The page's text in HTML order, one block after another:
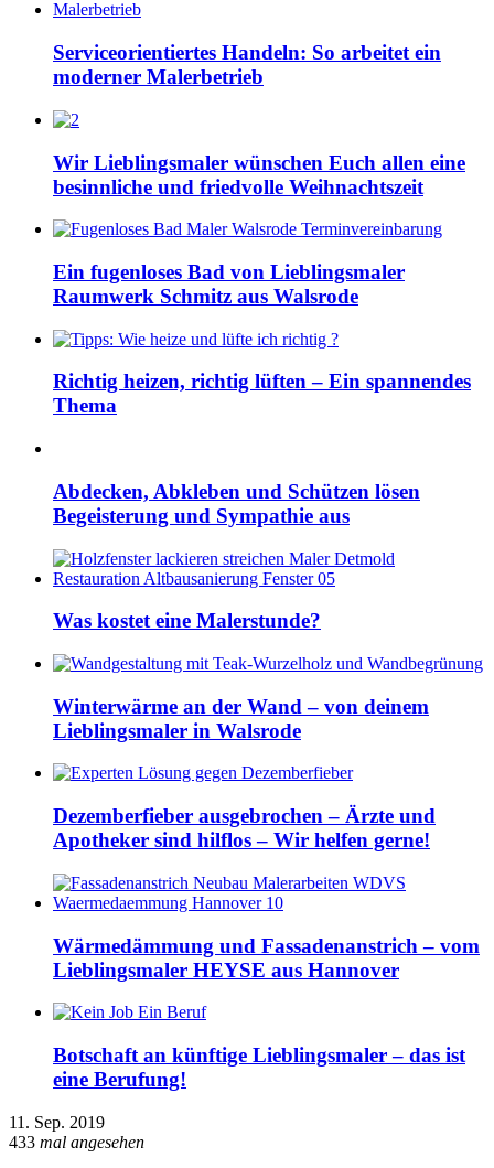
Serviceorientiertes Handeln: So arbeitet ein
moderner Malerbetrieb
Wir Lieblingsmaler wünschen Euch allen eine
besinnliche und friedvolle Weihnachtszeit
Ein fugenloses Bad von Lieblingsmaler
Raumwerk Schmitz aus Walsrode
Richtig heizen, richtig lüften – Ein spannendes
Thema
Abdecken, Abkleben und Schützen lösen
Begeisterung und Sympathie aus
Was kostet eine Malerstunde?
Winterwärme an der Wand – von deinem
Lieblingsmaler in Walsrode
Dezemberfieber ausgebrochen – Ärzte und
Apotheker sind hilflos – Wir helfen gerne!
Wärmedämmung und Fassadenanstrich – vom
Lieblingsmaler HEYSE aus Hannover
Botschaft an künftige Lieblingsmaler – das ist
eine Berufung!
11. Sep. 2019
433 mal angesehen